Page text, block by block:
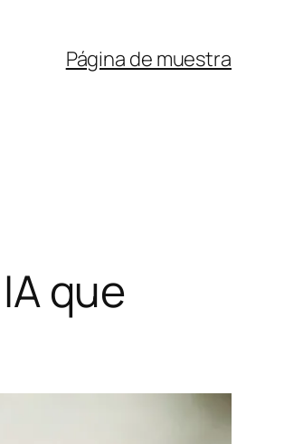
Página de muestra
que